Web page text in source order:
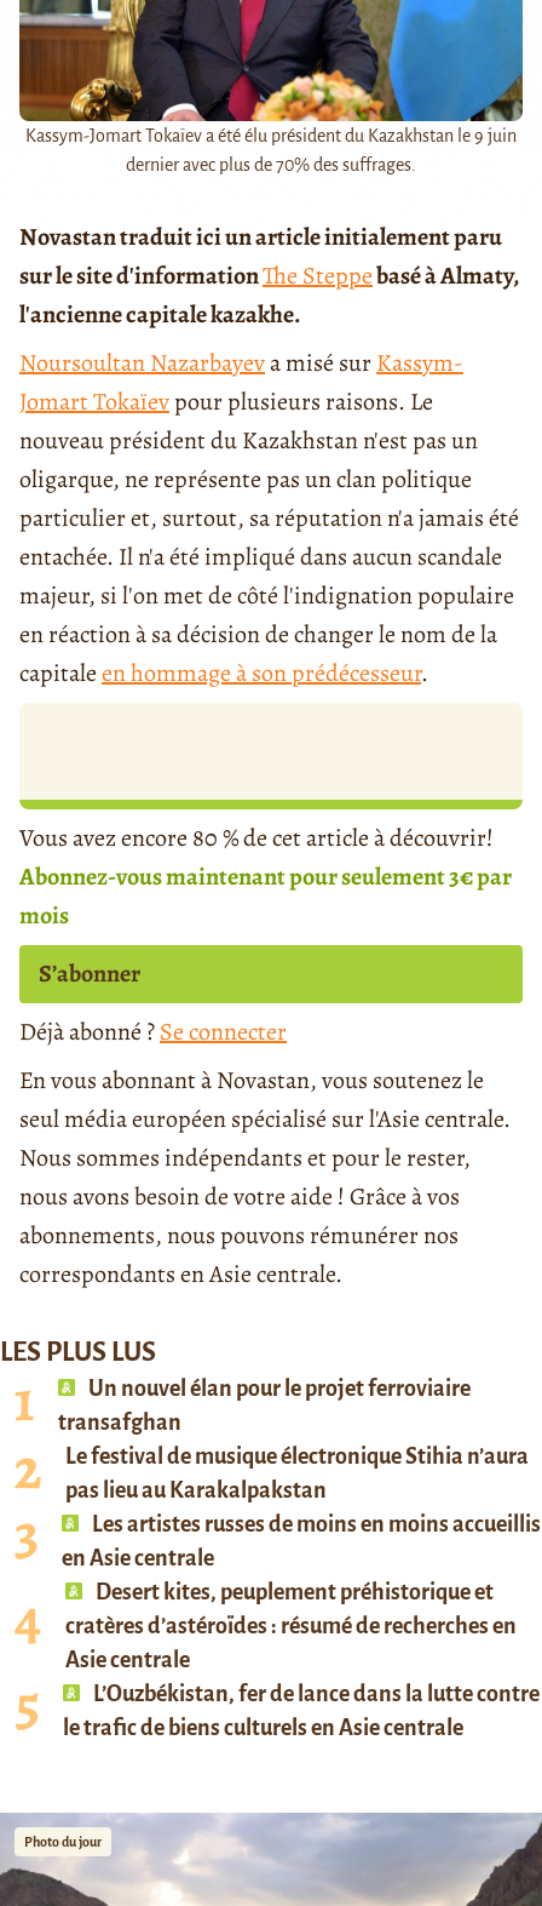
Kassym-Jomart Tokaïev a été élu président du Kazakhstan le 9 juin
dernier avec plus de 70% des suffrages.
Novastan traduit ici un article initialement paru
sur le site d'informationThe Steppebasé à Almaty,
l'ancienne capitale kazakhe.
Noursoultan Nazarbayeva misé surKassym-
Jomart Tokaïevpour plusieurs raisons. Le
nouveau président du Kazakhstan n'est pas un
oligarque, ne représente pas un clan politique
particulier et, surtout, sa réputation n'a jamais été
entachée. Il n'a été impliqué dans aucun scandale
majeur, si l'on met de côté l'indignation populaire
en réaction à sa décision de changer le nom de la
capitaleen hommage à son prédécesseur.
Vous avez encore 80 % de cet article à découvrir!
Abonnez-vous maintenant pour seulement 3€ par
mois
S’abonner
Déjà abonné ?Se connecter
En vous abonnant à Novastan, vous soutenez le
seul média européen spécialisé sur l'Asie centrale.
Nous sommes indépendants et pour le rester,
nous avons besoin de votre aide ! Grâce à vos
abonnements, nous pouvons rémunérer nos
correspondants en Asie centrale.
LES PLUS LUS
Un nouvel élan pour le projet ferroviaire
transafghan
Le festival de musique électronique Stihia n’aura
pas lieu au Karakalpakstan
Les artistes russes de moins en moins accueillis
en Asie centrale
Desert kites, peuplement préhistorique et
cratères d’astéroïdes : résumé de recherches en
Asie centrale
L’Ouzbékistan, fer de lance dans la lutte contre
le trafic de biens culturels en Asie centrale
Photo du jour